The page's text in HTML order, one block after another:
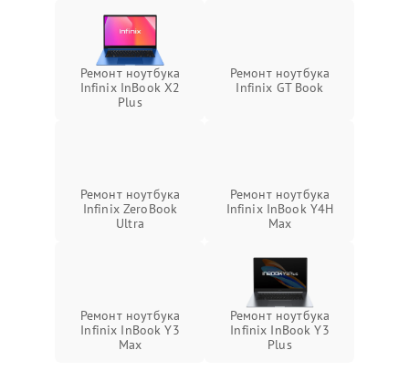
Ремонт ноутбука
Infinix InBook X2
Plus
Ремонт ноутбука
Infinix GT Book
Ремонт ноутбука
Infinix ZeroBook
Ultra
Ремонт ноутбука
Infinix InBook Y4H
Max
Ремонт ноутбука
Infinix InBook Y3
Max
Ремонт ноутбука
Infinix InBook Y3
Plus